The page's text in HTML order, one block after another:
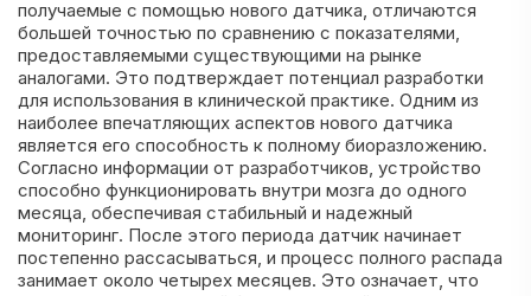
получаемые с помощью нового датчика, отличаются
большей точностью по сравнению с показателями,
предоставляемыми существующими на рынке
аналогами. Это подтверждает потенциал разработки
для использования в клинической практике. Одним из
наиболее впечатляющих аспектов нового датчика
является его способность к полному биоразложению.
Согласно информации от разработчиков, устройство
способно функционировать внутри мозга до одного
месяца, обеспечивая стабильный и надежный
мониторинг. После этого периода датчик начинает
постепенно рассасываться, и процесс полного распада
занимает около четырех месяцев. Это означает, что